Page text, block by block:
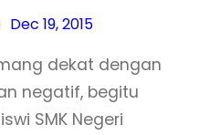
Dec 19, 2015
dekat dengan
negatif, begitu
SMK Negeri